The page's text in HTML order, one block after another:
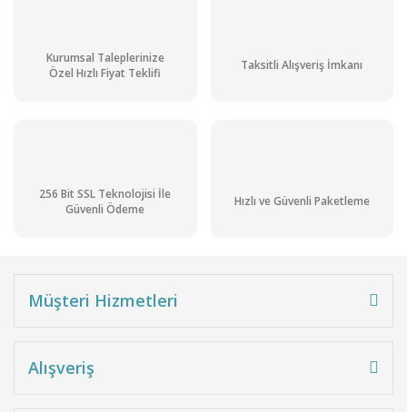
Kurumsal Taleplerinize
Özel Hızlı Fiyat Teklifi
Taksitli Alışveriş İmkanı
256 Bit SSL Teknolojisi İle
Güvenli Ödeme
Hızlı ve Güvenli Paketleme
Müşteri Hizmetleri
Alışveriş